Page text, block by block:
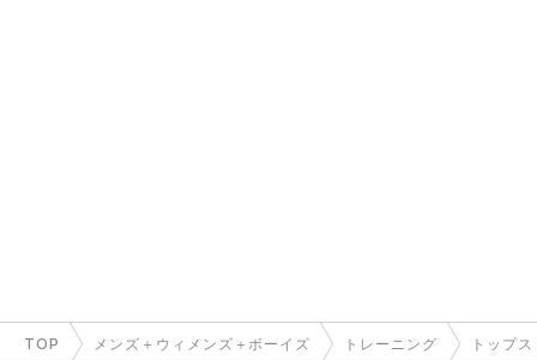
TOP メンズ＋ウィメンズ＋ボーイズ トレーニング トップス